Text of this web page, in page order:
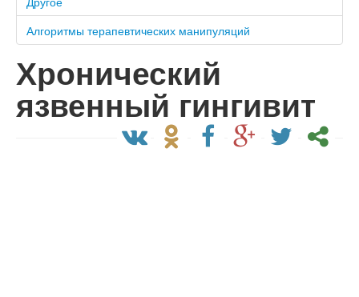
Алгоритмы терапевтических манипуляций
Хронический
язвенный гингивит